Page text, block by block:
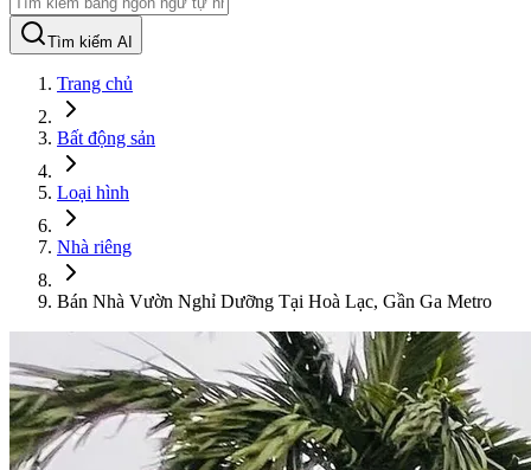
Tìm kiếm AI
Trang chủ
Bất động sản
Loại hình
Nhà riêng
Bán Nhà Vườn Nghỉ Dưỡng Tại Hoà Lạc, Gần Ga Metro